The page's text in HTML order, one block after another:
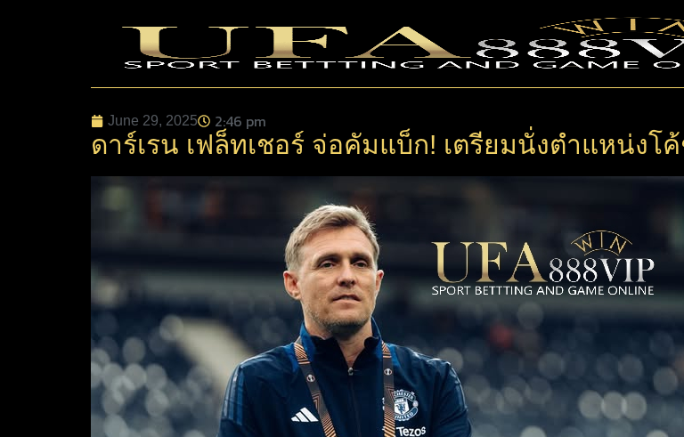
June 29, 2025 2:46 pm
ดาร์เรน เฟล็ทเชอร์ จ่อคัมแบ็ก! เตรียมนั่งตำแหน่ง